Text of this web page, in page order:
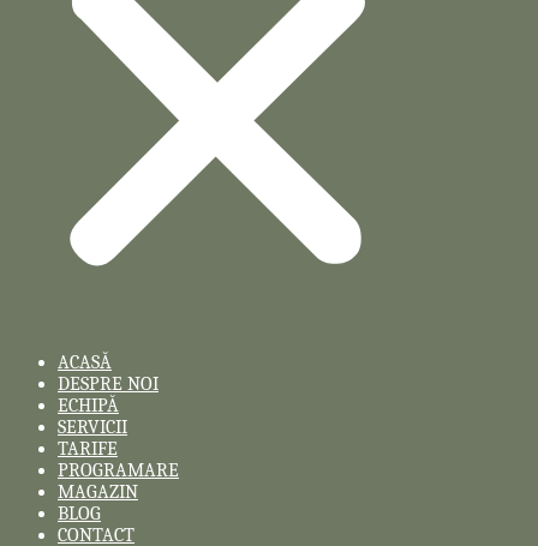
ACASĂ
DESPRE NOI
ECHIPĂ
SERVICII
TARIFE
PROGRAMARE
MAGAZIN
BLOG
CONTACT